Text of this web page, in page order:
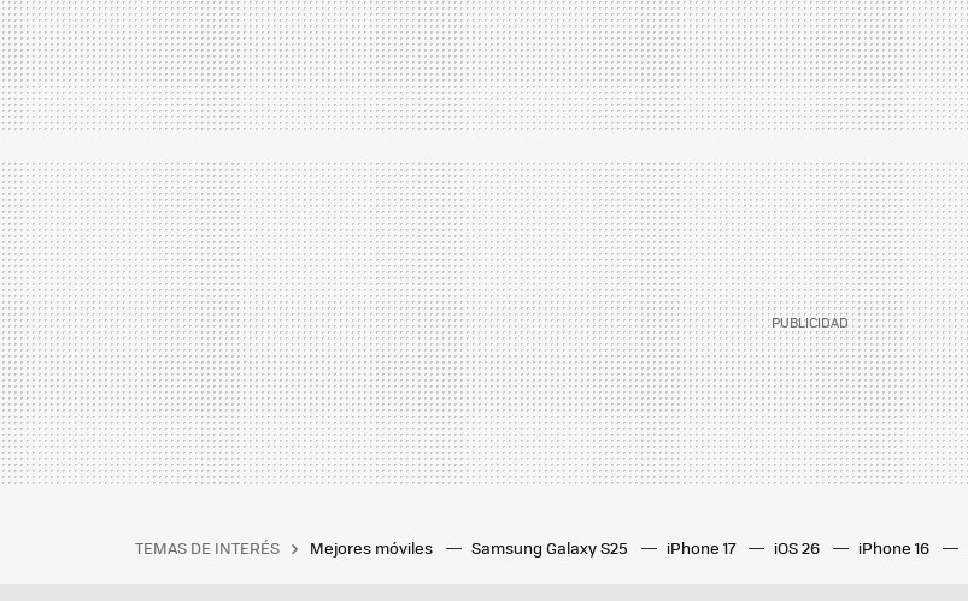
TEMAS DE INTERÉS Mejores móviles Samsung Galaxy S25 iPhone 17 iOS 26 iPhone 16